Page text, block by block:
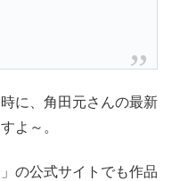
に、角田元さんの最新
よ～。
の公式サイトでも作品